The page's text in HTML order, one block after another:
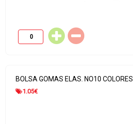
BOLSA GOMAS ELAS. NO10 COLORES
1.05€